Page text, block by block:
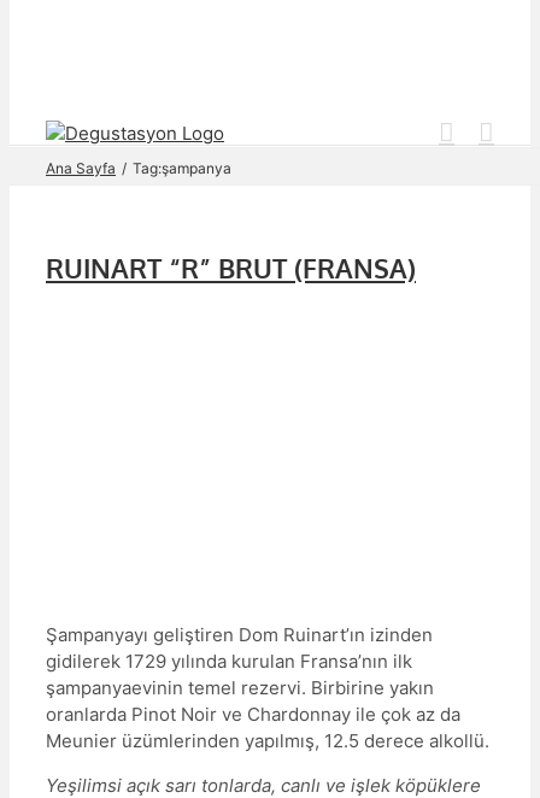
Ana Sayfa Tag:şampanya
RUINART “R” BRUT (FRANSA)
Şampanyayı geliştiren Dom Ruinart’ın izinden
gidilerek 1729 yılında kurulan Fransa’nın ilk
şampanyaevinin temel rezervi. Birbirine yakın
oranlarda Pinot Noir ve Chardonnay ile çok az da
Meunier üzümlerinden yapılmış, 12.5 derece alkollü.
Yeşilimsi açık sarı tonlarda, canlı ve işlek köpüklere